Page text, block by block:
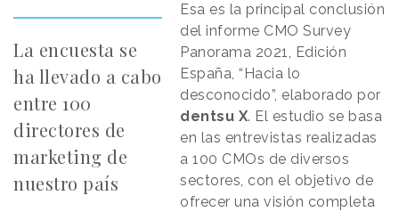
La encuesta se
ha llevado a cabo
entre 100
directores de
marketing de
nuestro país
Esa es la principal conclusión
del informe CMO Survey
Panorama 2021, Edición
España, “Hacia lo
desconocido”, elaborado por
dentsu X. El estudio se basa
en las entrevistas realizadas
a 100 CMOs de diversos
sectores, con el objetivo de
ofrecer una visión completa